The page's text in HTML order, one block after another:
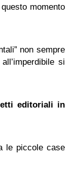
momento
non sempre
si
editoriali in
le piccole case